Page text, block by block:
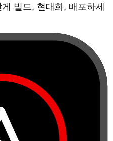
빌드, 현대화, 배포하세